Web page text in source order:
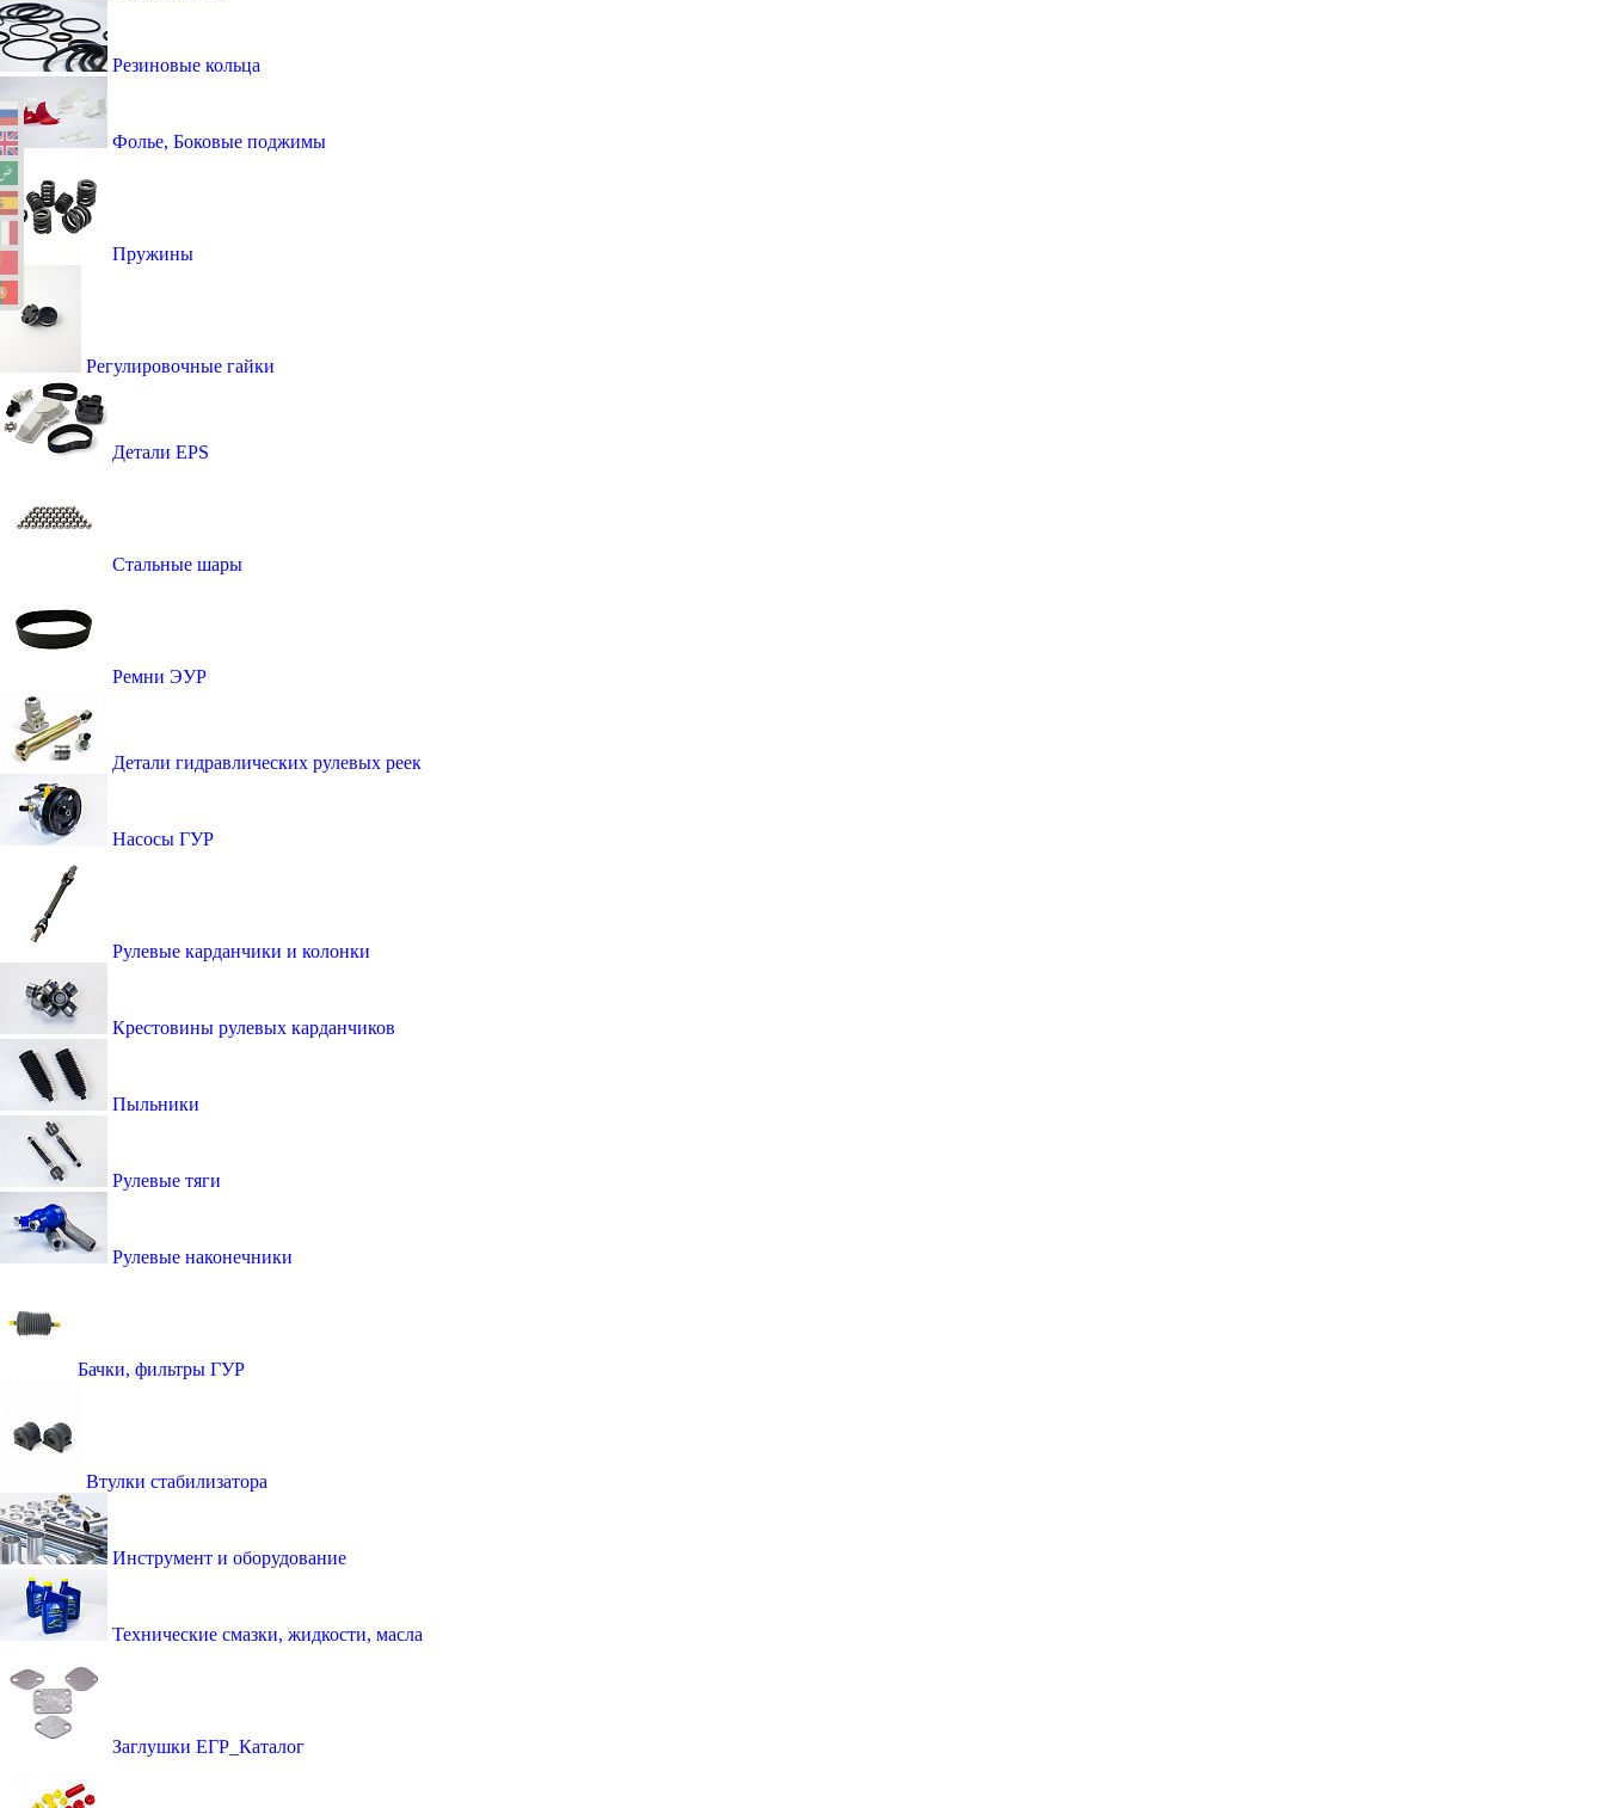
Резиновые кольца
Фолье, Боковые поджимы
Пружины
Регулировочные гайки
Детали EPS
Стальные шары
Ремни ЭУР
Детали гидравлических рулевых реек
Насосы ГУР
Рулевые карданчики и колонки
Крестовины рулевых карданчиков
Пыльники
Рулевые тяги
Рулевые наконечники
Бачки, фильтры ГУР
Втулки стабилизатора
Инструмент и оборудование
Технические смазки, жидкости, масла
Заглушки ЕГР_Каталог